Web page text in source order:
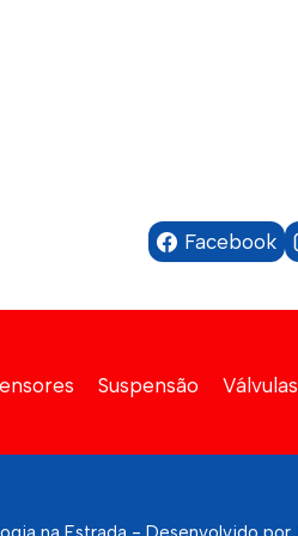
Facebook
Suspensão Válvulas